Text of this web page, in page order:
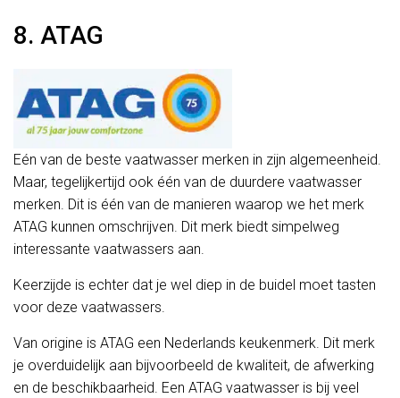
8. ATAG
Eén van de beste vaatwasser merken in zijn algemeenheid.
Maar, tegelijkertijd ook één van de duurdere vaatwasser
merken. Dit is één van de manieren waarop we het merk
ATAG kunnen omschrijven. Dit merk biedt simpelweg
interessante vaatwassers aan.
Keerzijde is echter dat je wel diep in de buidel moet tasten
voor deze vaatwassers.
Van origine is ATAG een Nederlands keukenmerk. Dit merk
je overduidelijk aan bijvoorbeeld de kwaliteit, de afwerking
en de beschikbaarheid. Een ATAG vaatwasser is bij veel